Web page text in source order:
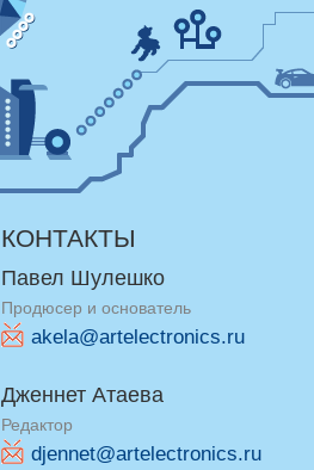
КОНТАКТЫ
Павел Шулешко
Продюсер и основатель
akela@artelectronics.ru
Дженнет Атаева
Редактор
djennet@artelectronics.ru